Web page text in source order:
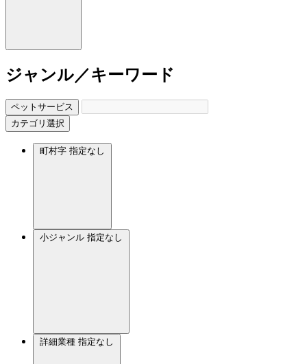
ジャンル／キーワード
ペットサービス
カテゴリ選択
町村字 指定なし
小ジャンル 指定なし
詳細業種 指定なし